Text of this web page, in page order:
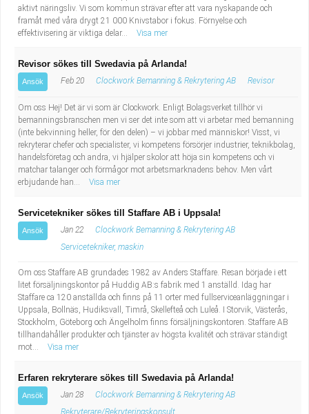
aktivt näringsliv. Vi som kommun strävar efter att vara nyskapande och
framåt med våra drygt 21 000 Knivstabor i fokus. Förnyelse och
effektivisering är viktiga delar...
Visa mer
Revisor sökes till Swedavia på Arlanda!
Ansök Feb 20 Clockwork Bemanning & Rekrytering AB Revisor
Om oss Hej! Det är vi som är Clockwork. Enligt Bolagsverket tillhör vi
bemanningsbranschen men vi ser det inte som att vi arbetar med bemanning
(inte bekvinning heller, för den delen) – vi jobbar med människor! Visst, vi
rekryterar chefer och specialister, vi kompetens försörjer industrier, teknikbolag,
handelsföretag och andra, vi hjälper skolor att höja sin kompetens och vi
matchar talanger och förmågor mot arbetsmarknadens behov. Men vårt
erbjudande han...
Visa mer
Servicetekniker sökes till Staffare AB i Uppsala!
Ansök Jan 22
Clockwork Bemanning & Rekrytering AB
Servicetekniker, maskin
Om oss Staffare AB grundades 1982 av Anders Staffare. Resan började i ett
litet försäljningskontor på Huddig AB:s fabrik med 1 anställd. Idag har
Staffare ca 120 anställda och finns på 11 orter med fullserviceanläggningar i
Uppsala, Bollnäs, Hudiksvall, Timrå, Skellefteå och Luleå. I Storvik, Västerås,
Stockholm, Göteborg och Ängelholm finns försäljningskontoren. Staffare AB
tillhandahåller produkter och tjänster av högsta kvalitét och strävar ständigt
mot...
Visa mer
Erfaren rekryterare sökes till Swedavia på Arlanda!
Ansök Jan 28
Clockwork Bemanning & Rekrytering AB
Rekryterare/Rekryteringskonsult